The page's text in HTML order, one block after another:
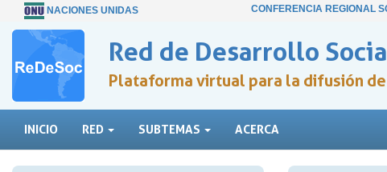
NACIONES UNIDAS CONFERENCIA REGIONAL
Red de Desarrollo
Plataforma virtual para la difusión
INICIO RED SUBTEMAS ACERCA